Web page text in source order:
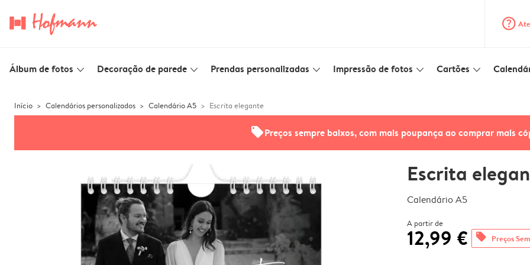
question_mark_circle
Álbum de fotos slim_arrow_down Decoração de parede slim_arrow_down Prendas personalizadas slim_arrow_down Impressão de fotos slim_arrow_down Cartões slim_arrow_down
Início Calendários personalizados Calendário A5 Escrita elegante
offersPreços sempre baixos, com mais poupança ao comprar mais
Escrita
Calendário A5
A partir de
12,99 € offers Preços